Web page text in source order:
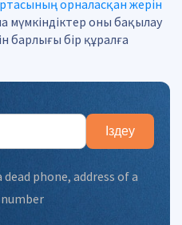
орналасқан жерін
мүмкіндіктер оны бақылау
барлығы бір құралға
Іздеу
phone, address of a